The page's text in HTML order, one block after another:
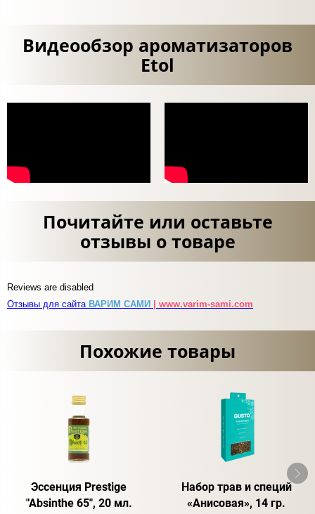
Видеообзор ароматизаторов
Etol
Почитайте или оставьте
отзывы о товаре
Reviews are disabled
Отзывы для сайта ВАРИМ САМИ | www.varim-sami.com
Похожие товары
Эссенция Prestige
"Absinthe 65", 20 мл.
Набор трав и специй
«Анисовая», 14 гр.